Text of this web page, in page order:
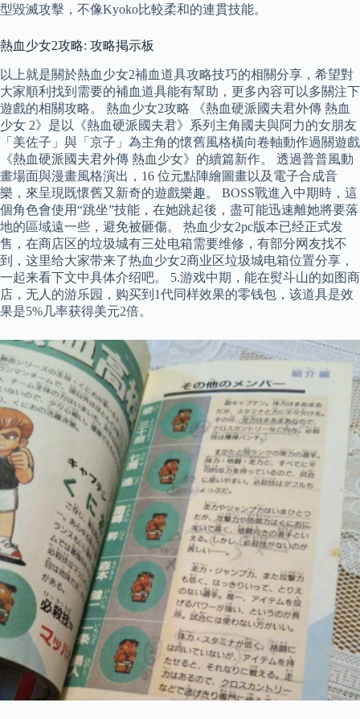
型毀滅攻擊，不像Kyoko比較柔和的連貫技能。
熱血少女2攻略: 攻略掲示板
以上就是關於熱血少女2補血道具攻略技巧的相關分享，希望對
大家順利找到需要的補血道具能有幫助，更多內容可以多關注下
遊戲的相關攻略。 熱血少女2攻略 《熱血硬派國夫君外傳 熱血
少女 2》是以《熱血硬派國夫君》系列主角國夫與阿力的女朋友
「美佐子」與「京子」為主角的懷舊風格橫向卷軸動作過關遊戲
《熱血硬派國夫君外傳 熱血少女》的續篇新作。 透過普普風動
畫場面與漫畫風格演出，16 位元點陣繪圖畫以及電子合成音
樂，來呈現既懷舊又新奇的遊戲樂趣。 BOSS戰進入中期時，這
個角色會使用“跳坐”技能，在她跳起後，盡可能迅速離她將要落
地的區域遠一些，避免被砸傷。 热血少女2pc版本已经正式发
售，在商店区的垃圾城有三处电箱需要维修，有部分网友找不
到，这里给大家带来了热血少女2商业区垃圾城电箱位置分享，
一起来看下文中具体介绍吧。 5.游戏中期，能在熨斗山的如图商
店，无人的游乐园，购买到1代同样效果的零钱包，该道具是效
果是5%几率获得美元2倍。